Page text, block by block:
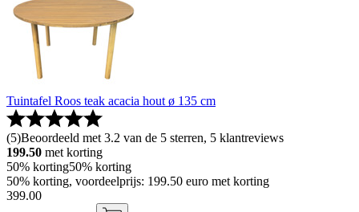
Tuintafel Roos teak acacia hout ø 135 cm
(5)Beoordeeld met 3.2 van de 5 sterren, 5 klantreviews
199.50 met korting
50% korting50% korting
50% korting, voordeelprijs: 199.50 euro met korting
399.00